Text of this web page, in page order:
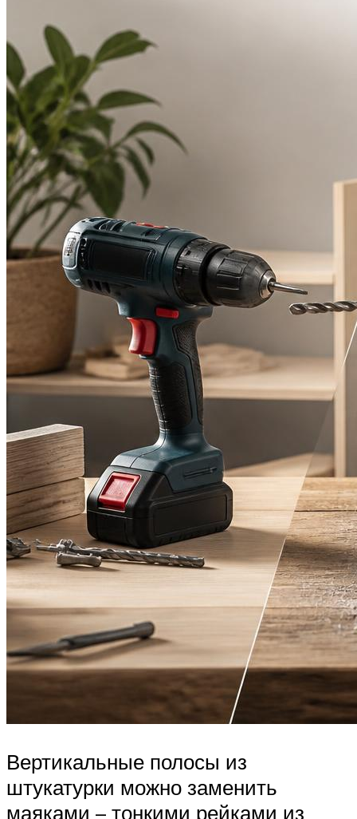
Вертикальные полосы из
штукатурки можно заменить
маяками – тонкими рейками из